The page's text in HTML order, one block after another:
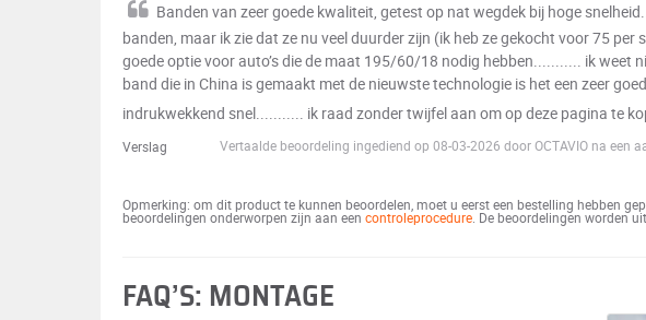
Banden van zeer goede kwaliteit, getest op nat wegdek bij hoge
banden, maar ik zie dat ze nu veel duurder zijn (ik heb ze gekocht voor 75
goede optie voor auto’s die de maat 195/60/18 nodig hebben........... ik weet
band die in China is gemaakt met de nieuwste technologie is het een zeer
indrukwekkend snel........... ik raad zonder twijfel aan om op deze pagina te
Verslag Vertaalde beoordeling ingediend op 08-03-2026 door OCTAVIO na een
Opmerking: om dit product te kunnen beoordelen, moet u eerst een bestelling hebben
beoordelingen onderworpen zijn aan een controleprocedure . De beoordelingen worden
FAQ’S: MONTAGE